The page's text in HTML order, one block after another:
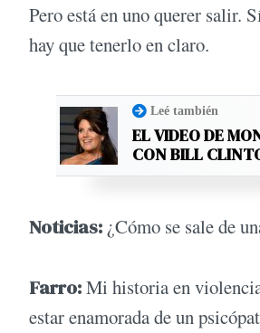
Pero está en uno querer salir.
hay que tenerlo en claro.
Leé también
EL VIDEO DE
CON BILL
Noticias: ¿Cómo se sale de
Farro:Mi historia en
estar enamorada de un